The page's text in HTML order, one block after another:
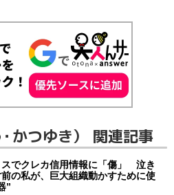
かつゆき） 関連記事
スでクレカ信用情報に「傷」 泣き
の私が、巨大組織動かすために使
”